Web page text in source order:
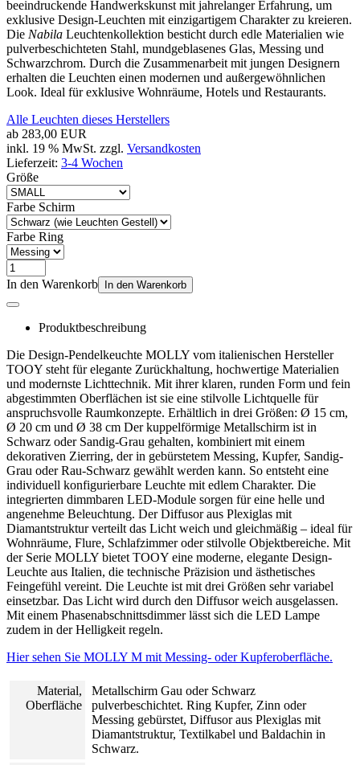
beeindruckende Handwerkskunst mit jahrelanger Erfahrung, um
exklusive Design-Leuchten mit einzigartigem Charakter zu kreieren.
Die Nabila Leuchtenkollektion besticht durch edle Materialien wie
pulverbeschichteten Stahl, mundgeblasenes Glas, Messing und
Schwarzchrom. Durch die Zusammenarbeit mit jungen Designern
erhalten die Leuchten einen modernen und außergewöhnlichen
Look. Ideal für exklusive Wohnräume, Hotels und Restaurants.
Alle Leuchten dieses Herstellers
ab 283,00 EUR
inkl. 19 % MwSt. zzgl. Versandkosten
Lieferzeit: 3-4 Wochen
Größe
Farbe Schirm
Farbe Ring
In den Warenkorb In den Warenkorb
Produktbeschreibung
Die Design-Pendelkeuchte MOLLY vom italienischen Hersteller
TOOY steht für elegante Zurückhaltung, hochwertige Materialien
und modernste Lichttechnik. Mit ihrer klaren, runden Form und fein
abgestimmten Oberflächen ist sie eine stilvolle Lichtquelle für
anspruchsvolle Raumkonzepte. Erhältlich in drei Größen: Ø 15 cm,
Ø 20 cm und Ø 38 cm Der kuppelförmige Metallschirm ist in
Schwarz oder Sandig-Grau gehalten, kombiniert mit einem
dekorativen Zierring, der in gebürstetem Messing, Kupfer, Sandig-
Grau oder Rau-Schwarz gewählt werden kann. So entsteht eine
individuell konfigurierbare Leuchte mit edlem Charakter. Die
integrierten dimmbaren LED-Module sorgen für eine helle und
angenehme Beleuchtung. Der Diffusor aus Plexiglas mit
Diamantstruktur verteilt das Licht weich und gleichmäßig – ideal für
Wohnräume, Flure, Schlafzimmer oder stilvolle Objektbereiche. Mit
der Serie MOLLY bietet TOOY eine moderne, elegante Design-
Leuchte aus Italien, die technische Präzision und ästhetisches
Feingefühl vereint. Die Leuchte ist mit drei Größen sehr variabel
einsetzbar. Das Licht wird durch den Diffusor weich ausgelassen.
Mit einem Phasenabschnittsdimmer lässt sich die LED Lampe
zudem in der Helligkeit regeln.
Hier sehen Sie MOLLY M mit Messing- oder Kupferoberfläche.
Material,
Oberfläche
Metallschirm Gau oder Schwarz
pulverbeschichtet. Ring Kupfer, Zinn oder
Messing gebürstet, Diffusor aus Plexiglas mit
Diamantstruktur, Textilkabel und Baldachin in
Schwarz.